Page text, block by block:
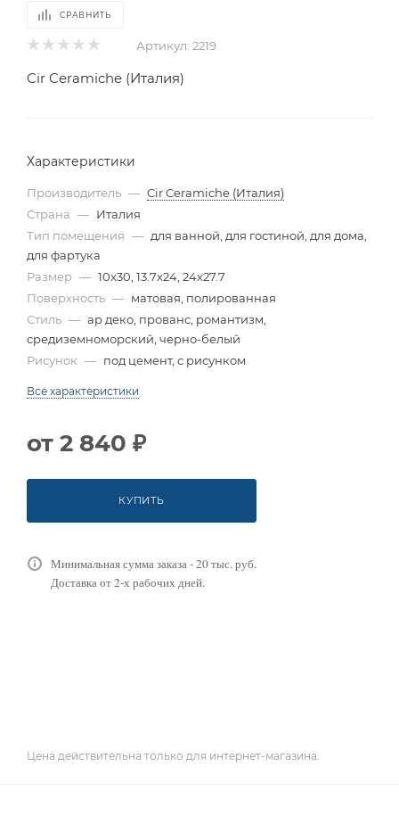
СРАВНИТЬ
Артикул: 2219
Cir Ceramiche (Италия)
Характеристики
Производитель — Cir Ceramiche (Италия)
Страна — Италия
Тип помещения — для ванной, для гостиной, для дома,
для фартука
Размер — 10x30, 13.7x24, 24x27.7
Поверхность — матовая, полированная
Стиль — ар деко, прованс, романтизм,
средиземноморский, черно-белый
Рисунок — под цемент, с рисунком
Все характеристики
от 2 840 ₽
КУПИТЬ
Минимальная сумма заказа - 20 тыс. руб.
Доставка от 2-х рабочих дней.
Цена действительна только для интернет-магазина.